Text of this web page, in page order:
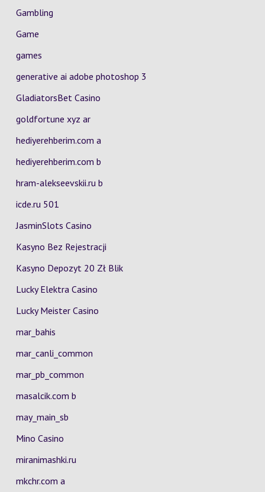
Gambling
Game
games
generative ai adobe photoshop 3
GladiatorsBet Casino
goldfortune xyz ar
hediyerehberim.com a
hediyerehberim.com b
hram-alekseevskii.ru b
icde.ru 501
JasminSlots Casino
Kasyno Bez Rejestracji
Kasyno Depozyt 20 Zł Blik
Lucky Elektra Casino
Lucky Meister Casino
mar_bahis
mar_canli_common
mar_pb_common
masalcik.com b
may_main_sb
Mino Casino
miranimashki.ru
mkchr.com a